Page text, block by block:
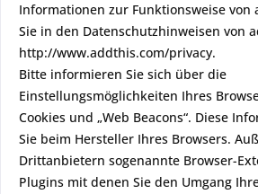
Informationen zur Funktionsweise von
Sie in den Datenschutzhinweisen von
http://www.addthis.com/privacy.
Bitte informieren Sie sich über die
Einstellungsmöglichkeiten Ihres
Cookies und „Web Beacons“. Diese
Sie beim Hersteller Ihres Browsers.
Drittanbietern sogenannte Browser-
Plugins mit denen Sie den Umgang